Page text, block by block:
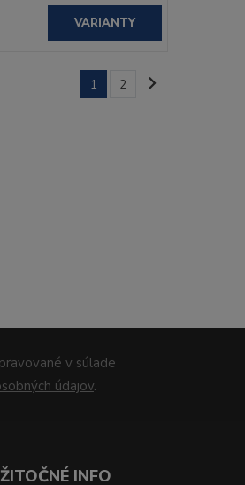
VARIANTY
1 2
v súlade
údajov.
INFO